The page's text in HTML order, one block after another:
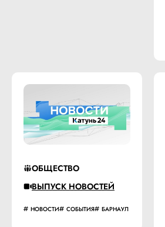
ОБЩЕСТВО
ВЫПУСК НОВОСТЕЙ
НОВОСТИ СОБЫТИЯ БАРНАУЛ